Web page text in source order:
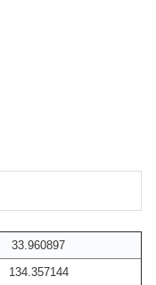
33.960897
134.357144